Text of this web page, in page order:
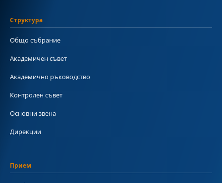
Структура
Общо събрание
Академичен съвет
Академично ръководство
Контролен съвет
Основни звена
Дирекции
Прием